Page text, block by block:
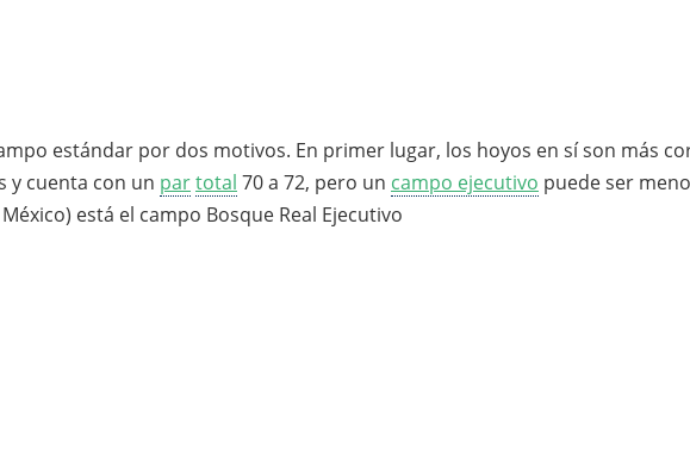
estándar por dos motivos. En primer lugar, los hoyos en sí son más
y cuenta con un partotal 70 a 72, pero un campo ejecutivo puede ser
está el campo Bosque Real Ejecutivo